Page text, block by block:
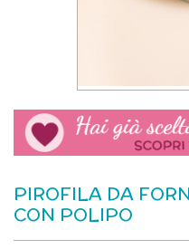
PIROFILA DA
CON POLIPO